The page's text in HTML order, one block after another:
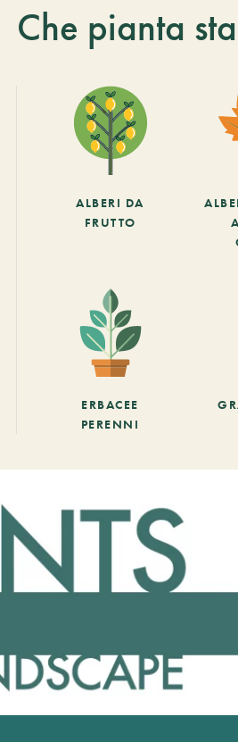
Che pianta
ALBERI DA
FRUTTO
ERBACEE
PERENNI